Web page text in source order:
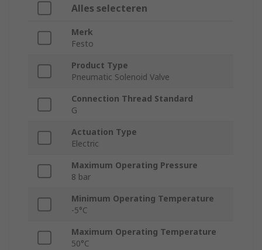
Alles selecteren
Merk
Festo
Product Type
Pneumatic Solenoid Valve
Connection Thread Standard
G
Actuation Type
Electric
Maximum Operating Pressure
8 bar
Minimum Operating Temperature
-5°C
Maximum Operating Temperature
50°C